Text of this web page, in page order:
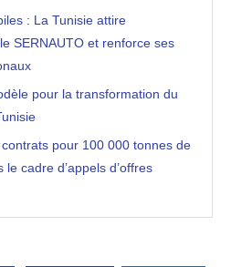
: La Tunisie attire
SERNAUTO et renforce ses
pour la transformation du
pour 100 000 tonnes de
cadre d’appels d’offres